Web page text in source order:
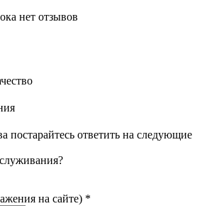
нет отзывов
постарайтесь ответить на следующие
на сайте) *